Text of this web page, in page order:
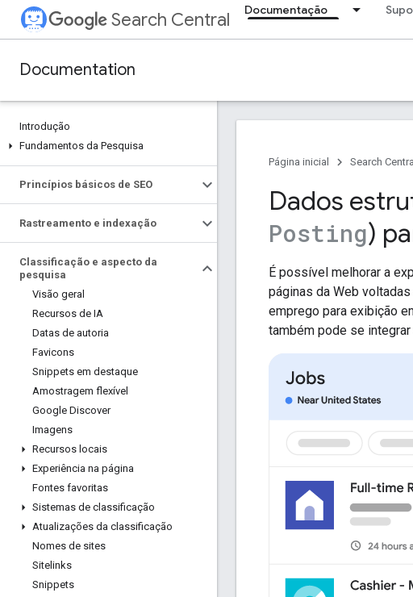
Search Central Documentação
Documentation
Introdução
Fundamentos da Pesquisa
Princípios básicos de SEO
Rastreamento e indexação
Classificação e aspecto da
pesquisa
Visão geral
Recursos de IA
Datas de autoria
Favicons
Snippets em destaque
Amostragem flexível
Google Discover
Imagens
Recursos locais
Experiência na página
Fontes favoritas
Sistemas de classificação
Atualizações da classificação
Nomes de sites
Sitelinks
Snippets
Página inicial Search Central
Dados
Posting)
É possível melhorar a
páginas da Web
emprego para exibição
também pode se